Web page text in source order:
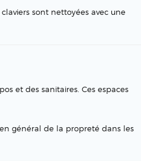
sont nettoyées avec une
et des sanitaires. Ces espaces
général de la propreté dans les